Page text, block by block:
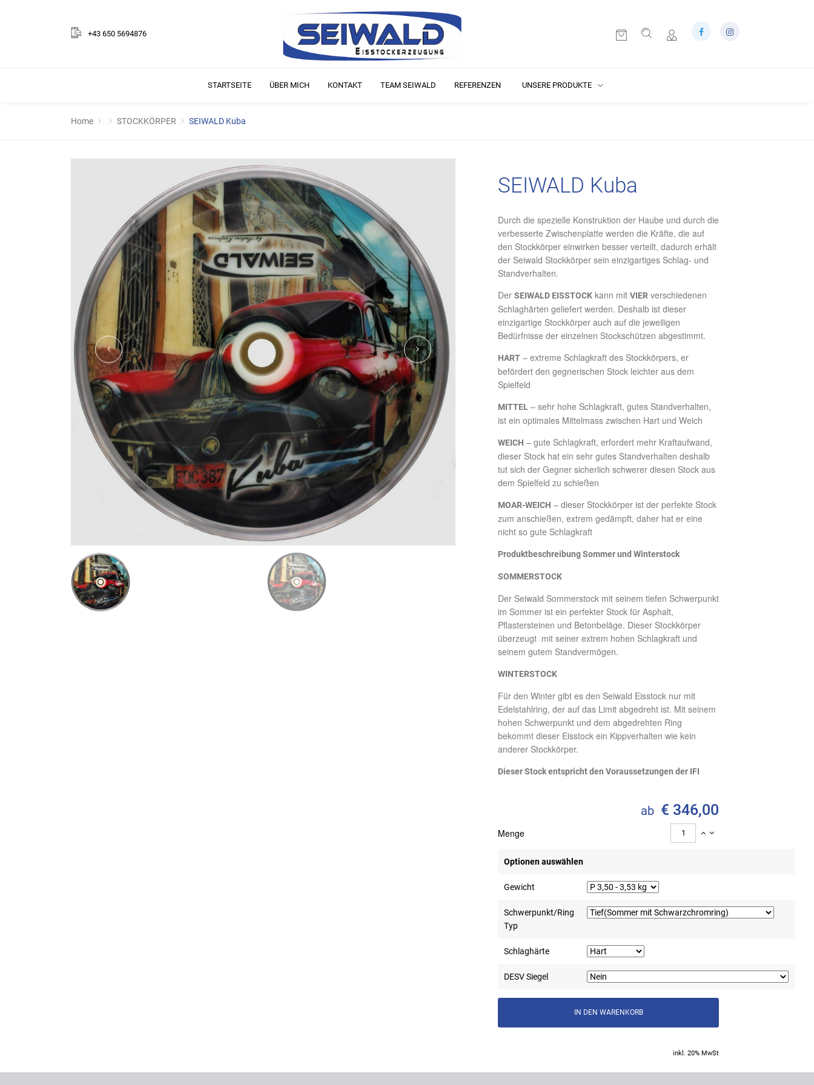
+43 650 5694876
STARTSEITE ÜBER MICH KONTAKT TEAM SEIWALD REFERENZEN UNSERE PRODUKTE
Home STOCKKÖRPER SEIWALD Kuba
SEIWALD Kuba
Durch die spezielle Konstruktion der Haube und durch die
verbesserte Zwischenplatte werden die Kräfte, die auf
den Stockkörper einwirken besser verteilt, dadurch erhält
der Seiwald Stockkörper sein einzigartiges Schlag- und
Standverhalten.
Der SEIWALD EISSTOCKkann mit VIERverschiedenen
Schlaghärten geliefert werden. Deshalb ist dieser
einzigartige Stockkörper auch auf die jeweiligen
Bedürfnisse der einzelnen Stockschützen abgestimmt.
HART– extreme Schlagkraft des Stockkörpers, er
befördert den gegnerischen Stock leichter aus dem
Spielfeld
MITTEL– sehr hohe Schlagkraft, gutes Standverhalten,
ist ein optimales Mittelmass zwischen Hart und Weich
WEICH – gute Schlagkraft, erfordert mehr Kraftaufwand,
dieser Stock hat ein sehr gutes Standverhalten deshalb
tut sich der Gegner sicherlich schwerer diesen Stock aus
dem Spielfeld zu schießen
MOAR-WEICH – dieser Stockkörper ist der perfekte Stock
zum anschießen, extrem gedämpft, daher hat er eine
nicht so gute Schlagkraft
Produktbeschreibung Sommer und Winterstock
SOMMERSTOCK
Der Seiwald Sommerstock mit seinem tiefen Schwerpunkt
im Sommer ist ein perfekter Stock für Asphalt,
Pflastersteinen und Betonbeläge. Dieser Stockkörper
überzeugt mit seiner extrem hohen Schlagkraft und
seinem gutem Standvermögen.
WINTERSTOCK
Für den Winter gibt es den Seiwald Eisstock nur mit
Edelstahlring, der auf das Limit abgedreht ist. Mit seinem
hohen Schwerpunkt und dem abgedrehten Ring
bekommt dieser Eisstock ein Kippverhalten wie kein
anderer Stockkörper.
Dieser Stock entspricht den Voraussetzungen der IFI
ab € 346,00
Menge
Optionen auswählen
Gewicht
Schwerpunkt/Ring
Typ
Schlaghärte
DESV Siegel
inkl. 20% MwSt